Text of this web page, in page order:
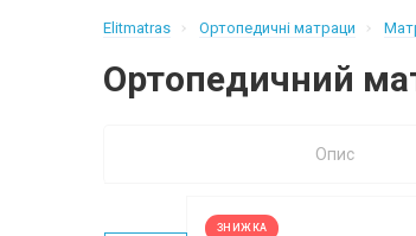
Elitmatras Ортопедичні матраци
Ортопедичний
Опис
ЗНИЖКА